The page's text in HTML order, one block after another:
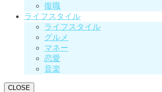
復職
ライフスタイル
ライフスタイル
グルメ
マネー
恋愛
音楽
CLOSE